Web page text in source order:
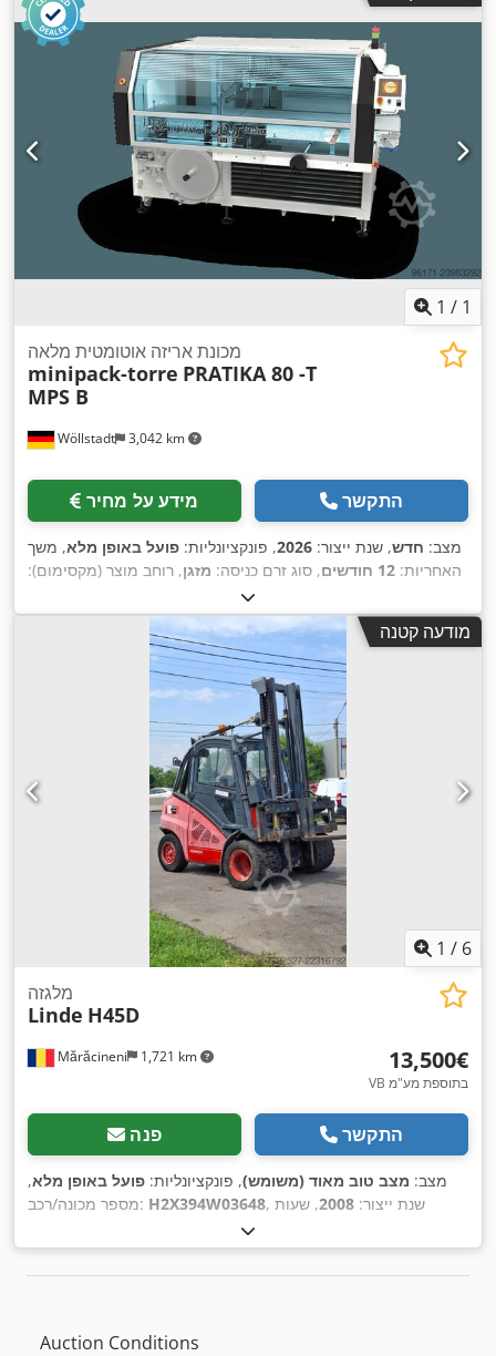
1 / 1
Wöllstadt 3,042 km
מכונת אריזה אוטומטית מלאה
minipack-torre PRATIKA 80 -T
MPS B
מידע על מחיר התקשר
מצב: חדש, שנת ייצור: 2026, פונקציונליות: פועל באופן מלא, משך
האחריות: 12 חודשים , סוג זרם כניסה: מזגן, רוחב מוצר (מקסימום):
מודעה קטנה
1 / 6
Mărăcineni 1,721 km
מלגזה
Linde H45D
‏13,500 ‏€
VB בתוספת מע"מ
פנה התקשר
מצב: מצב טוב מאוד (משומש), פונקציונליות: פועל באופן מלא,
מספר מכונה/רכב: H2X394W03648 , שנת ייצור: 2008, שעות
, גובה הרמה:
מ"מ, הרמה חופשית:200 מ"מ , מרכז העומס:500 מ"מ
, סוג דלק:
דיזל, סוג תורן:דוּפּלֶקס, גובה בנייה:2,500 מ"מ , יצרן מנועים:WV,
6,620 ק"ג , ציוד:היסט צד,
Auction Conditions